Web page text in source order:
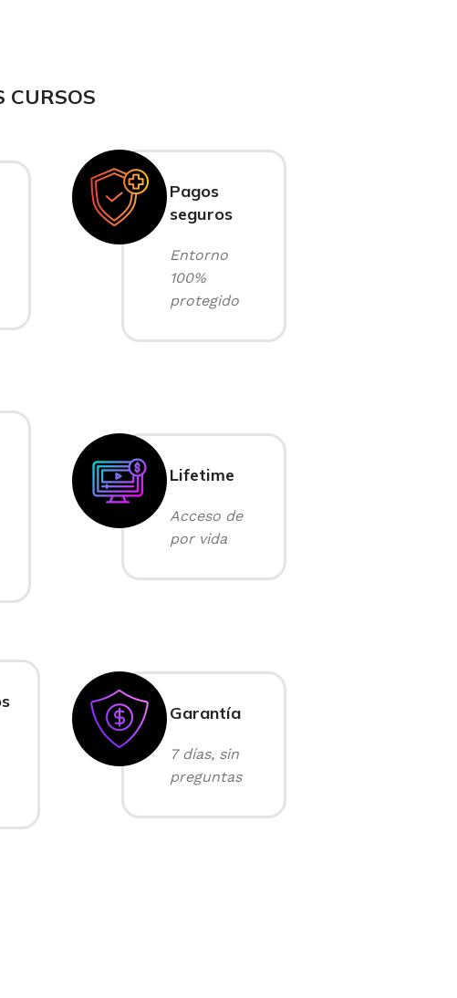
CURSOS
Pagos
seguros
Entorno
100%
protegido
Lifetime
Acceso de
por vida
Garantía
7 días, sin
preguntas